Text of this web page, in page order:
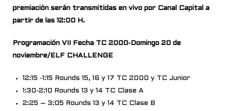
premiación serán transmitidas en vivo por Canal Capital a
partir de las 12:00 H.
Programación VII Fecha TC 2000-Domingo 20 de
noviembre/ELF CHALLENGE
12:15 -1:15 Rounds 15, 16 y 17 TC 2000 y TC Junior
1:30-2:10 Rounds 13 y 14 TC Clase A
2:25 – 3:05 Rounds 13 y 14 TC Clase B